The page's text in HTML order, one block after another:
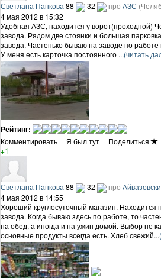
Светлана Панкова 88 32 про АЗС
4 мая 2012 в 15:32
Удобная АЗС, находится у ворот(проходной)
завода. Рядом две стоянки и большая
завода. Частенько бываю на заводе по работе
У меня есть карточка постоянного ...(читать
Рейтинг:
Комментировать · Я был тут · Поделиться
+1
Светлана Панкова 88 32 про
4 мая 2012 в 14:55
Хороший круглосуточный магазин. Находится
завода. Когда бываю здесь по работе, то
на обед, а иногда и на ужин домой. Выбор не
основные продукты всегда есть. Хлеб свежий...